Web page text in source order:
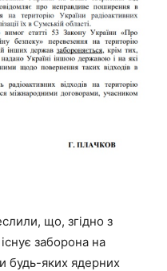
що, згідно з
заборона на
будь-яких ядерних